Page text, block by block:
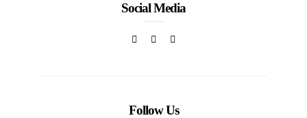
Social Media
Follow Us